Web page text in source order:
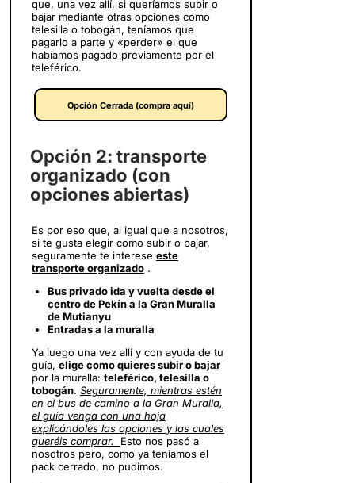
que, una vez allí, si queríamos subir o
bajar mediante otras opciones como
telesilla o tobogán, teníamos que
pagarlo a parte y «perder» el que
habíamos pagado previamente por el
teleférico.
Opción Cerrada (compra aquí)
Opción 2: transporte
organizado (con
opciones abiertas)
Es por eso que, al igual que a nosotros,
si te gusta elegir como subir o bajar,
seguramente te interese este
transporte organizado .
Bus privado ida y vuelta desde el
centro de Pekín a la Gran Muralla
de Mutianyu
Entradas a la muralla
Ya luego una vez allí y con ayuda de tu
guía, elige como quieres subir o bajar
por la muralla: teleférico, telesilla o
tobogán. Seguramente, mientras estén
en el bus de camino a la Gran Muralla,
el guía venga con una hoja
explicándoles las opciones y las cuales
queréis comprar. Esto nos pasó a
nosotros pero, como ya teníamos el
pack cerrado, no pudimos.